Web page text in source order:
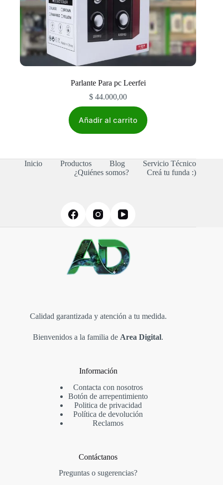
Parlante Para pc Leerfei
$ 44.000,00
Añadir al carrito
Inicio Productos Blog
Servicio Técnico
¿Quiénes somos?
Creá tu funda :)
Calidad garantizada y atención a tu medida.
Bienvenidos a la familia de Area Digital.
Información
Contacta con nosotros
Botón de arrepentimiento
Politica de privacidad
Política de devolución
Reclamos
Contáctanos
Preguntas o sugerencias?